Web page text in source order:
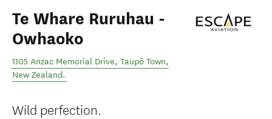
Te Whare Ruruhau -
Owhaoko
1105 Anzac Memorial Drive, Taupō Town,
New Zealand.
Wild perfection.